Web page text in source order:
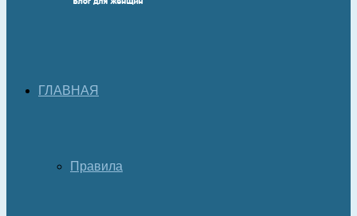
ГЛАВНАЯ
Правила